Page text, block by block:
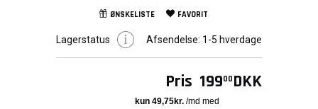
ØNSKELISTE FAVORIT
Lagerstatus Afsendelse: 1-5 hverdage
Pris 19900 DKK